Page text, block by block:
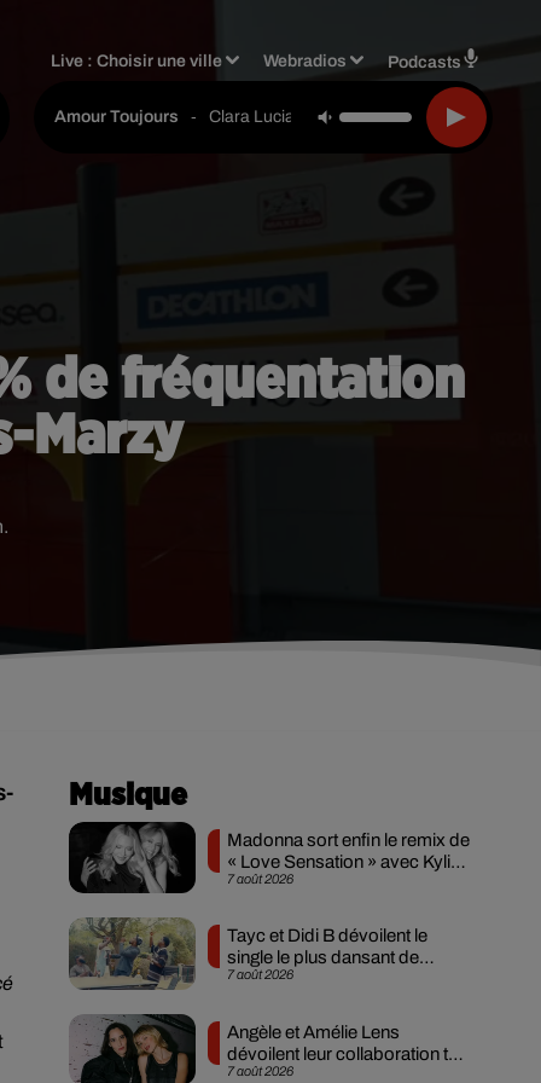
Live :Choisir une ville Webradios Podcasts
Amour Toujours - Clara Luciani
de fréquentation
Marzy
Musique
7 août 2026
Madonna sort enfin le remix de
« Love Sensation » avec Kylie
Minogue
7 août 2026
Tayc et Didi B dévoilent le
single le plus dansant de
l’année
7 août 2026
Angèle et Amélie Lens
dévoilent leur collaboration tant
attendue